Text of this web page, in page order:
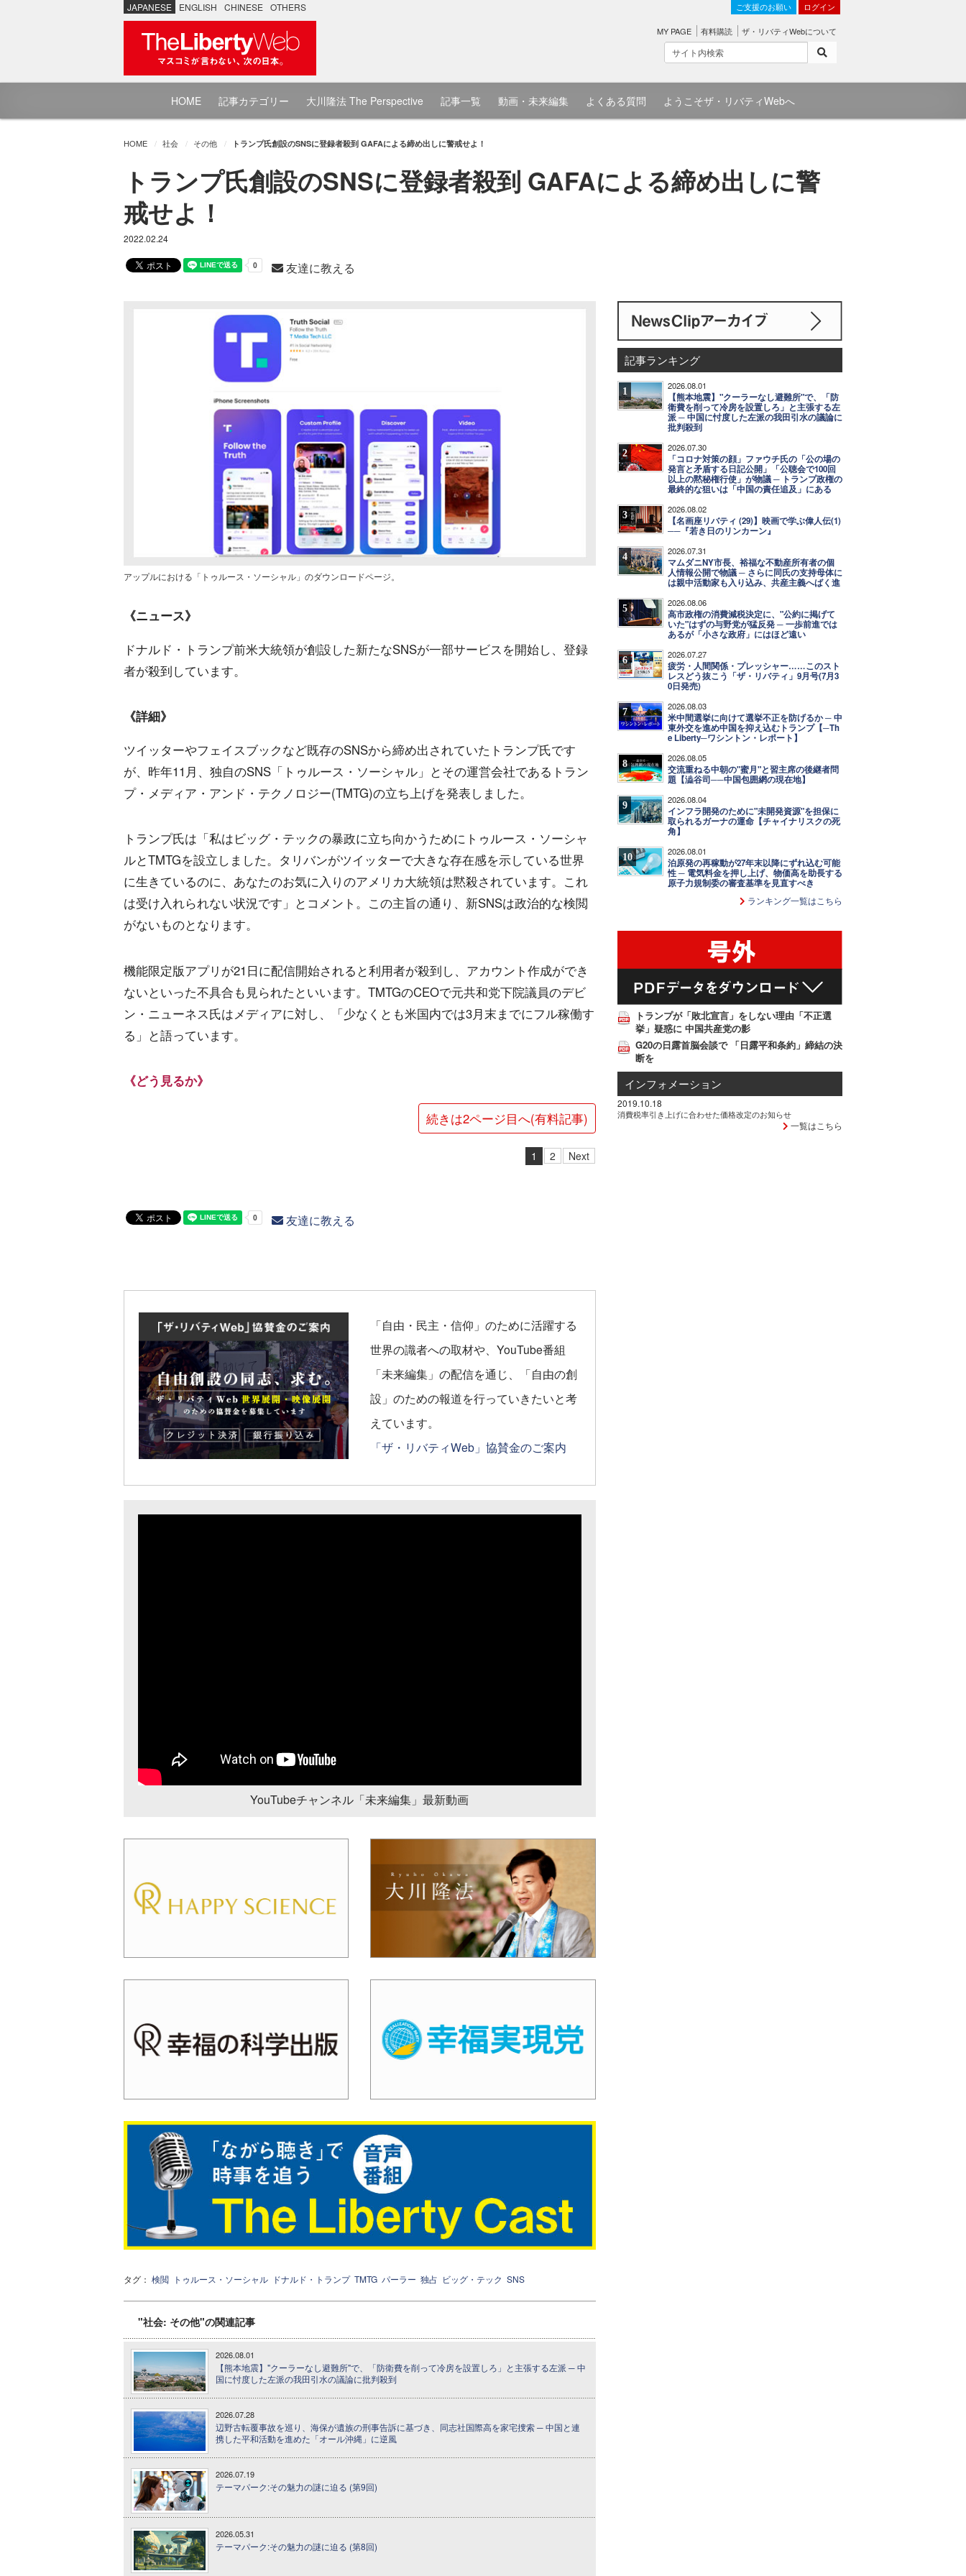
JAPANESE ENGLISH CHINESE OTHERS ご支援のお願い ログイン
MY PAGE 有料購読 ザ・リバティWebについて
HOME 記事カテゴリー 大川隆法 The Perspective 記事一覧 動画・未来編集 よくある質問 ようこそザ・リバティWebへ
HOME 社会 その他 トランプ氏創設のSNSに登録者殺到 GAFAによる締め出しに警戒せよ！
トランプ氏創設のSNSに登録者殺到 GAFAによる締め出しに警
戒せよ！
2022.02.24
友達に教える
アップルにおける「トゥルース・ソーシャル」のダウンロードページ。
《ニュース》
ドナルド・トランプ前米大統領が創設した新たなSNSが一部サービスを開始し、登録
者が殺到しています。
《詳細》
ツイッターやフェイスブックなど既存のSNSから締め出されていたトランプ氏です
が、昨年11月、独自のSNS「トゥルース・ソーシャル」とその運営会社であるトラン
プ・メディア・アンド・テクノロジー(TMTG)の立ち上げを発表しました。
トランプ氏は「私はビッグ・テックの暴政に立ち向かうためにトゥルース・ソーシャ
ルとTMTGを設立しました。タリバンがツイッターで大きな存在感を示している世界
に生きているのに、あなたのお気に入りのアメリカ大統領は黙殺されています。これ
は受け入れられない状況です」とコメント。この主旨の通り、新SNSは政治的な検閲
がないものとなります。
機能限定版アプリが21日に配信開始されると利用者が殺到し、アカウント作成ができ
ないといった不具合も見られたといいます。TMTGのCEOで元共和党下院議員のデビ
ン・ニューネス氏はメディアに対し、「少なくとも米国内では3月末までにフル稼働す
る」と語っています。
《どう見るか》
続きは2ページ目へ(有料記事)
1 2 Next
友達に教える
「自由・民主・信仰」のために活躍する
世界の識者への取材や、YouTube番組
「未来編集」の配信を通じ、「自由の創
設」のための報道を行っていきたいと考
えています。
「ザ・リバティWeb」協賛金のご案内
YouTubeチャンネル「未来編集」最新動画
タグ： 検閲 トゥルース・ソーシャル ドナルド・トランプ TMTG パーラー 独占 ビッグ・テック SNS
"社会: その他"の関連記事
2026.08.01
【熊本地震】"クーラーなし避難所"で、「防衛費を削って冷房を設置しろ」と主張する左派 ─ 中
国に忖度した左派の我田引水の議論に批判殺到
2026.07.28
辺野古転覆事故を巡り、海保が遺族の刑事告訴に基づき、同志社国際高を家宅捜索 ─ 中国と連
携した平和活動を進めた「オール沖縄」に逆風
2026.07.19
テーマパーク:その魅力の謎に迫る (第9回)
2026.05.31
テーマパーク:その魅力の謎に迫る (第8回)
記事ランキング
1 2026.08.01
【熊本地震】"クーラーなし避難所"で、「防
衛費を削って冷房を設置しろ」と主張する左
派 ─ 中国に忖度した左派の我田引水の議論に
批判殺到
2 2026.07.30
「コロナ対策の顔」ファウチ氏の「公の場の
発言と矛盾する日記公開」「公聴会で100回
以上の黙秘権行使」が物議 ─ トランプ政権の
最終的な狙いは「中国の責任追及」にある
3 2026.08.02
【名画座リバティ (29)】映画で学ぶ偉人伝(1)
──『若き日のリンカーン』
4 2026.07.31
マムダニNY市長、裕福な不動産所有者の個
人情報公開で物議 ─ さらに同氏の支持母体に
は親中活動家も入り込み、共産主義へばく進
5 2026.08.06
高市政権の消費減税決定に、"公約に掲げて
いた"はずの与野党が猛反発 ─ 一歩前進では
あるが「小さな政府」にはほど遠い
6 2026.07.27
疲労・人間関係・プレッシャー……このスト
レスどう抜こう「ザ・リバティ」9月号(7月3
0日発売)
7 2026.08.03
米中間選挙に向けて選挙不正を防げるか ─ 中
東外交を進め中国を抑え込むトランプ【─Th
e Liberty─ワシントン・レポート】
8 2026.08.05
交流重ねる中朝の"蜜月"と習主席の後継者問
題【澁谷司──中国包囲網の現在地】
9 2026.08.04
インフラ開発のために"未開発資源"を担保に
取られるガーナの運命【チャイナリスクの死
角】
10 2026.08.01
泊原発の再稼動が27年末以降にずれ込む可能
性 ─ 電気料金を押し上げ、物価高を助長する
原子力規制委の審査基準を見直すべき
ランキング一覧はこちら
トランプが「敗北宣言」をしない理由「不正選
挙」疑惑に 中国共産党の影
G20の日露首脳会談で 「日露平和条約」締結の決
断を
インフォメーション
2019.10.18
消費税率引き上げに合わせた価格改定のお知らせ
一覧はこちら